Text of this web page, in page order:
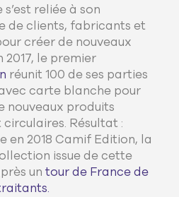
s’est reliée à son
de clients, fabricants et
créer de nouveaux
2017, le premier
réunit 100 de ses parties
carte blanche pour
nouveaux produits
Résultat :
en 2018 Camif Edition, la
issue de cette
untour de France de